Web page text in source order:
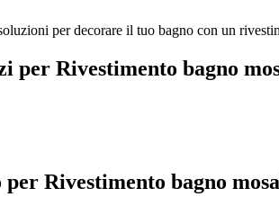
per decorare il tuo bagno con un
Rivestimento bagno
Rivestimento bagno